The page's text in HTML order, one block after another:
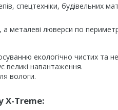
спецтехніки, будівельних
а металеві люверси по
екологічно чистих та
великі навантаження.
вологи.
X-Treme: